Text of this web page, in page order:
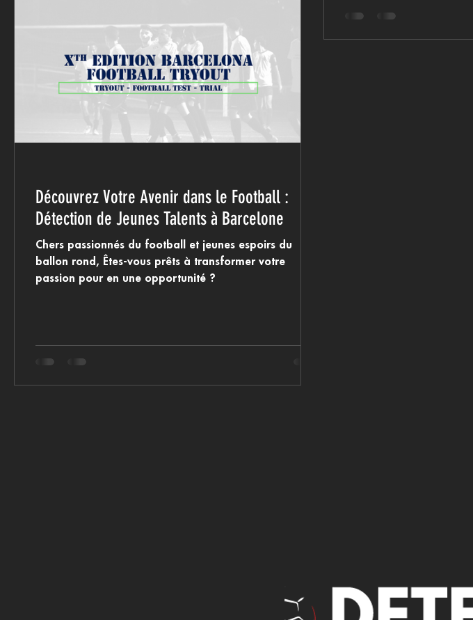
Découvrez Votre Avenir dans le Football :
Détection de Jeunes Talents à Barcelone
Chers passionnés du football et jeunes espoirs du
ballon rond, Êtes-vous prêts à transformer votre
passion pour en une opportunité ?